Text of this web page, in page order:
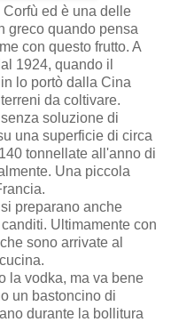
Corfù ed è una delle
greco quando pensa
con questo frutto. A
1924, quando il
lo portò dalla Cina
da coltivare.
soluzione di
una superficie di circa
tonnellate all'anno di
Una piccola
preparano anche
Ultimamente con
sono arrivate al
la vodka, ma va bene
un bastoncino di
durante la bollitura